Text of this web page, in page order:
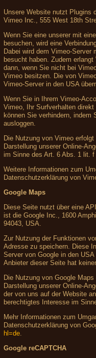
Unsere Website nutzt Plugins
Vimeo Inc., 555 West 18th
Wenn Sie eine unserer mit
besuchen, wird eine
Dabei wird dem Vimeo-
besucht haben. Zudem
dann, wenn Sie nicht bei
Vimeo besitzen. Die von
Vimeo-Server in den USA
Wenn Sie in Ihrem Vimeo-
Vimeo, Ihr Surfverhalten
können Sie verhindern,
ausloggen.
Die Nutzung von Vimeo
Darstellung unserer Online-
im Sinne des Art. 6 Abs. 1 lit. f
Weitere Informationen zum
Datenschutzerklärung von
Google Maps
Diese Seite nutzt über eine
ist die Google Inc., 1600
94043, USA.
Zur Nutzung der Funktionen
Adresse zu speichern. Diese
Server von Google in den
Anbieter dieser Seite hat
Die Nutzung von Google
Darstellung unserer Online-
der von uns auf der Website
berechtigtes Interesse im
Mehr Informationen zum
Datenschutzerklärung von
hl=de
Google reCAPTCHA